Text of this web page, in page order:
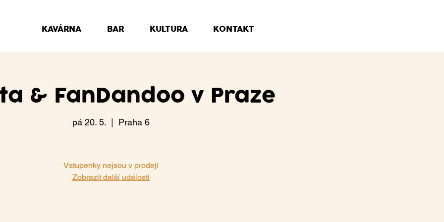
KAVÁRNA BAR KULTURA KONTAKT
& FanDandoo v Praze
pá 20. 5. Praha 6
Vstupenky nejsou v prodeji
Zobrazit další události